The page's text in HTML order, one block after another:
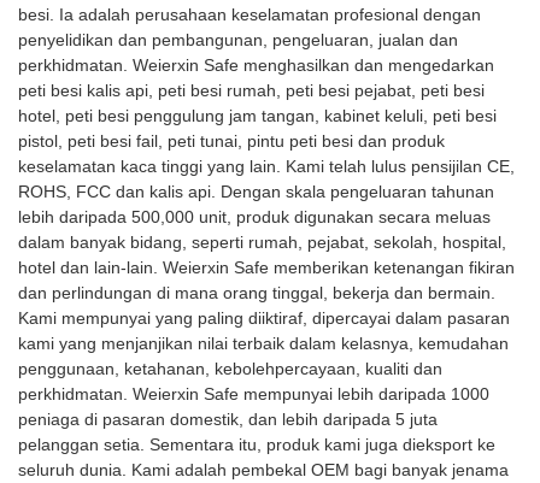
besi. Ia adalah perusahaan keselamatan profesional dengan
penyelidikan dan pembangunan, pengeluaran, jualan dan
perkhidmatan. Weierxin Safe menghasilkan dan mengedarkan
peti besi kalis api, peti besi rumah, peti besi pejabat, peti besi
hotel, peti besi penggulung jam tangan, kabinet keluli, peti besi
pistol, peti besi fail, peti tunai, pintu peti besi dan produk
keselamatan kaca tinggi yang lain. Kami telah lulus pensijilan CE,
ROHS, FCC dan kalis api. Dengan skala pengeluaran tahunan
lebih daripada 500,000 unit, produk digunakan secara meluas
dalam banyak bidang, seperti rumah, pejabat, sekolah, hospital,
hotel dan lain-lain. Weierxin Safe memberikan ketenangan fikiran
dan perlindungan di mana orang tinggal, bekerja dan bermain.
Kami mempunyai yang paling diiktiraf, dipercayai dalam pasaran
kami yang menjanjikan nilai terbaik dalam kelasnya, kemudahan
penggunaan, ketahanan, kebolehpercayaan, kualiti dan
perkhidmatan. Weierxin Safe mempunyai lebih daripada 1000
peniaga di pasaran domestik, dan lebih daripada 5 juta
pelanggan setia. Sementara itu, produk kami juga dieksport ke
seluruh dunia. Kami adalah pembekal OEM bagi banyak jenama